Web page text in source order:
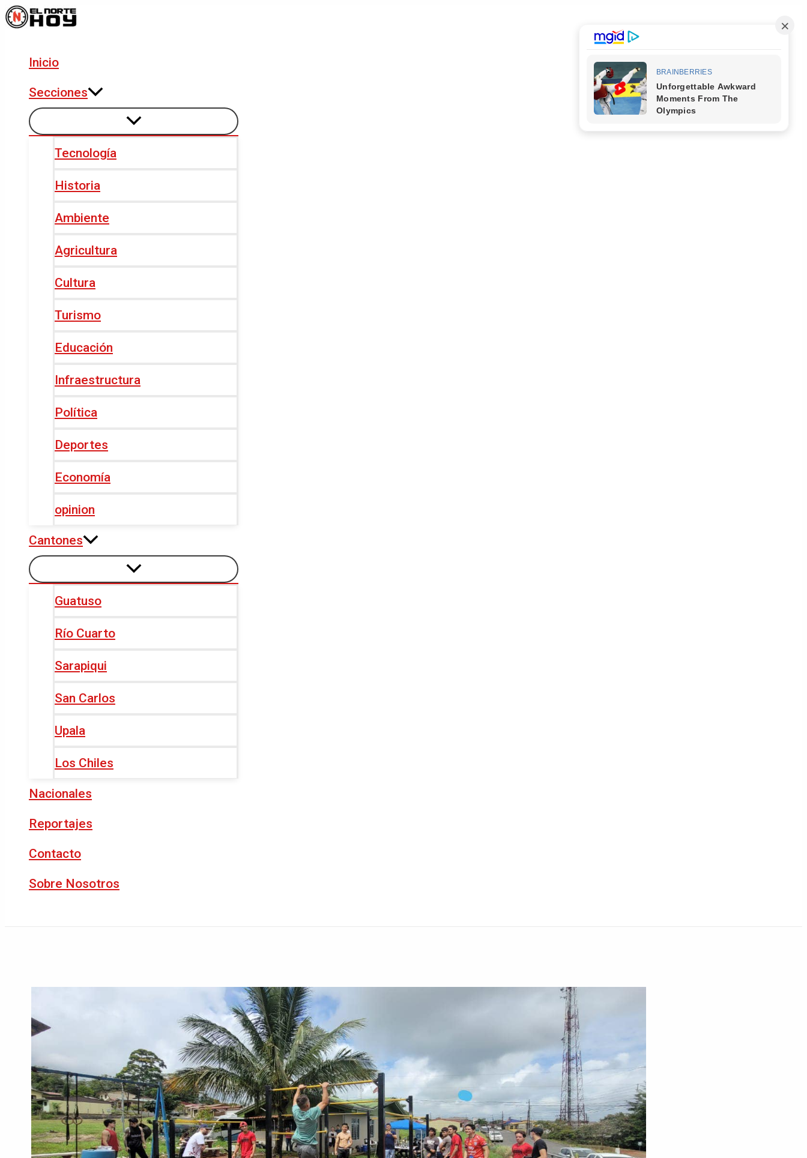
Ir
al
Inicio
Secciones
Tecnología
Historia
Ambiente
Agricultura
Cultura
Turismo
Educación
Infraestructura
Política
Deportes
Economía
opinion
Cantones
Guatuso
Río Cuarto
Sarapiqui
San Carlos
Upala
Los Chiles
Nacionales
Reportajes
Contacto
Sobre Nosotros
Navegación
de